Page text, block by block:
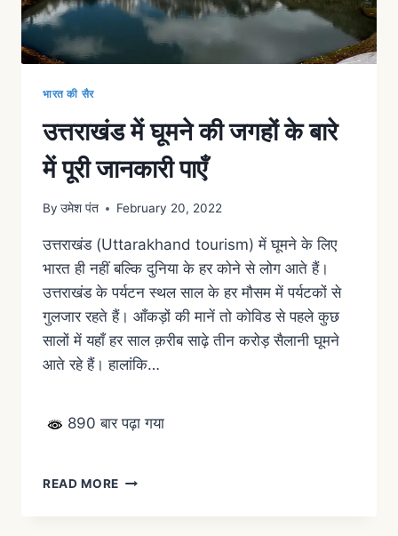
भारत की सैर
उत्तराखंड में घूमने की जगहों के बारे
में पूरी जानकारी पाएँ
By उमेश पंत February 20, 2022
उत्तराखंड (Uttarakhand tourism) में घूमने के लिए
भारत ही नहीं बल्कि दुनिया के हर कोने से लोग आते हैं।
उत्तराखंड के पर्यटन स्थल साल के हर मौसम में पर्यटकों से
गुलजार रहते हैं। आँकड़ों की मानें तो कोविड से पहले कुछ
सालों में यहाँ हर साल क़रीब साढ़े तीन करोड़ सैलानी घूमने
आते रहे हैं। हालांकि…
890 बार पढ़ा गया
READ MORE